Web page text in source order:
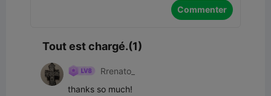
Commenter
Tout est chargé.(1)
Rrenato_
thanks so much!